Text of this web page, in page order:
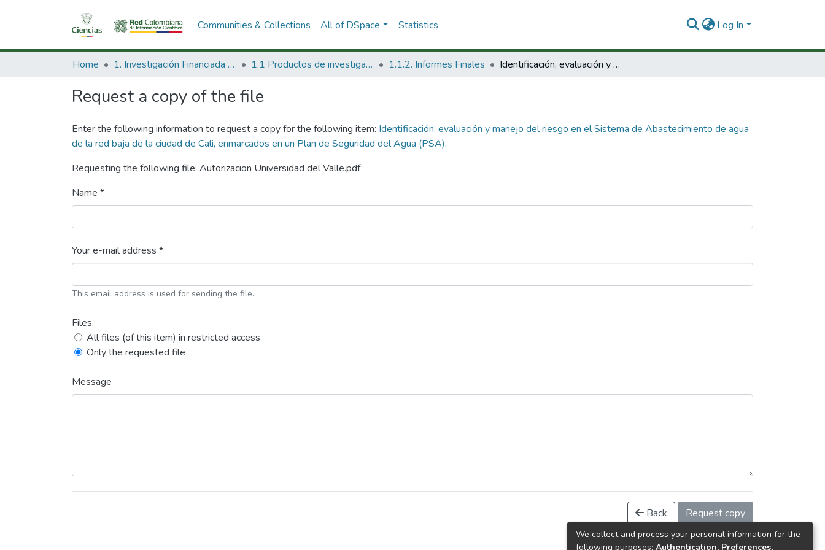
Communities & Collections All of DSpace Statistics Log In
Home 1. Investigación Financiada con Recursos Públicos 1.1 Productos de investigación 1.1.2. Informes Finales Identificación, evaluación y manejo del riesgo en el Sistema de Abastecimiento de agua de la red baja de la ciudad de Cali, enmarcados en un Plan de Seguridad del Agua (PSA).
Request a copy of the file
Enter the following information to request a copy for the following item: Identificación, evaluación y manejo del riesgo en el Sistema de Abastecimiento de agua
de la red baja de la ciudad de Cali, enmarcados en un Plan de Seguridad del Agua (PSA).
Requesting the following file: Autorizacion Universidad del Valle.pdf
Name *
Your e-mail address *
This email address is used for sending the file.
Files
All files (of this item) in restricted access
Only the requested file
Message
Back Request copy
We collect and process your personal information for the
following purposes: Authentication, Preferences,